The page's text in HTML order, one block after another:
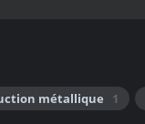
métallique 1